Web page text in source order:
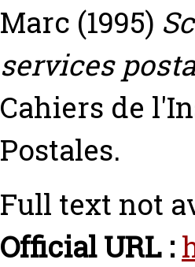
Marc (1995)
services
Cahiers de
Postales.
Full text not
Official URL :